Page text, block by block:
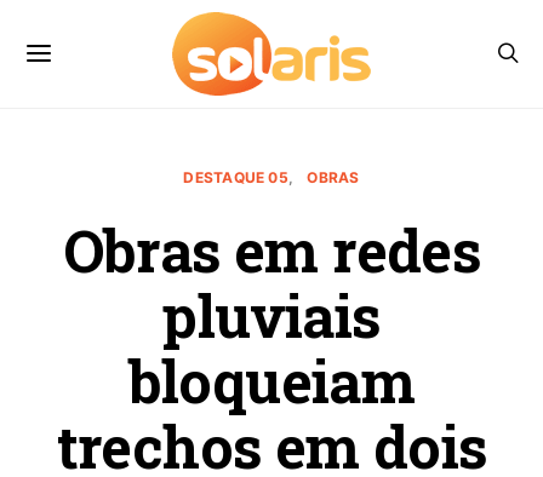
DESTAQUE 05 OBRAS
Obras em redes
pluviais
bloqueiam
trechos em dois